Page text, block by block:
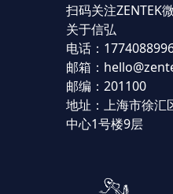
扫码关注ZENTEK
关于信弘
电话：
邮箱：
邮编：201100
地址：上海市徐汇
中心1号楼9层